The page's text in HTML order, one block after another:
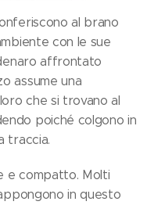
al brano
con le sue
affrontato
assume una
che si trovano al
poiché colgono in
traccia.
e compatto. Molti
in questo